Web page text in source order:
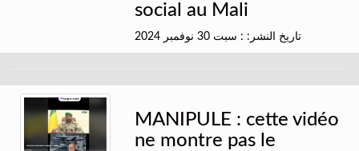
social au Mali
تاريخ النشر: : سبت 30 نوفمبر 2024
MANIPULE : cette vidéo
ne montre pas le